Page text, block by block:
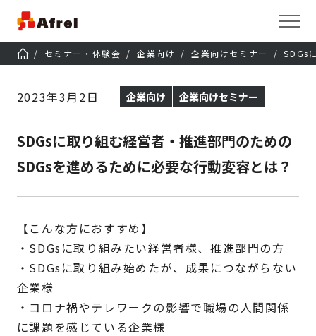
セミナー・体験会 企業向け 企業向けセミナー SDGs
2023年3月2日 企業向け 企業向けセミナー
SDGsに取り組む経営者・推進部門のための
SDGsを進めるために必要な行動変容とは？
【こんな方におすすめ】
・SDGsに取り組みたい経営者様、推進部門の方
・SDGsに取り組み始めたが、成果につながらない
企業様
・コロナ禍やテレワークの影響で職場の人間関係
に課題を感じている企業様